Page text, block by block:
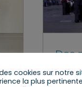
Des
la
cookies sur notre
la plus